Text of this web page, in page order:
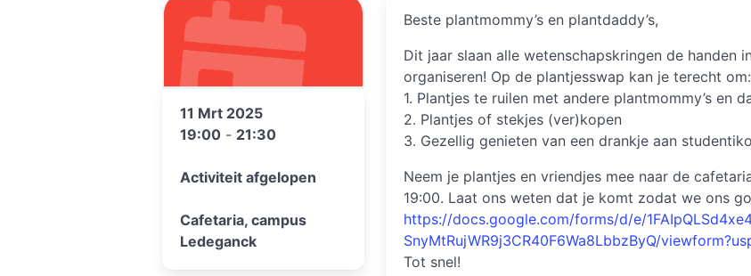
11 Mrt 2025
19:00 - 21:30
Activiteit afgelopen
Cafetaria, campus
Ledeganck
Beste plantmommy’s en plantdaddy’s,
Dit jaar slaan alle wetenschapskringen de handen
organiseren! Op de plantjesswap kan je terecht om:
1. Plantjes te ruilen met andere plantmommy’s en
2. Plantjes of stekjes (ver)kopen
3. Gezellig genieten van een drankje aan
Neem je plantjes en vriendjes mee naar de
19:00. Laat ons weten dat je komt zodat we ons
https://docs.google.com/forms/d/e/
SnyMtRujWR9j3CR40F6Wa8LbbzByQ/
Tot snel!